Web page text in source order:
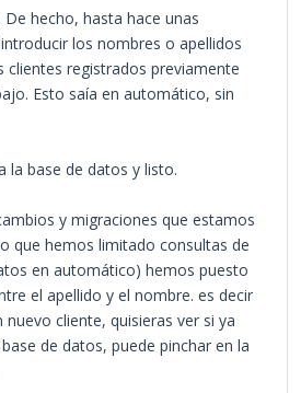
hecho, hasta hace unas
los nombres o apellidos
clientes registrados previamente
Esto saía en automático, sin
la base de datos y listo.
y migraciones que estamos
que hemos limitado consultas de
en automático) hemos puesto
el apellido y el nombre. es decir
cliente, quisieras ver si ya
de datos, puede pinchar en la